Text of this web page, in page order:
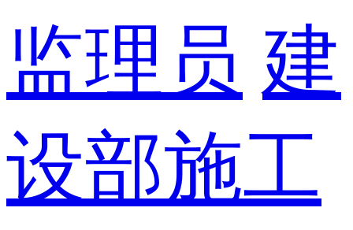
监理员 建
设部施工